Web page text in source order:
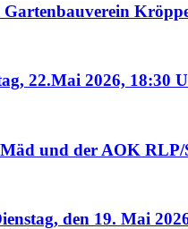
22.Mai 2026, 18:30
und der AOK RLP/
den 19. Mai